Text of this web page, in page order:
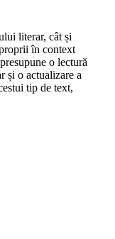
literar, cât și
în context
o lectură
și o actualizare a
tip de text,